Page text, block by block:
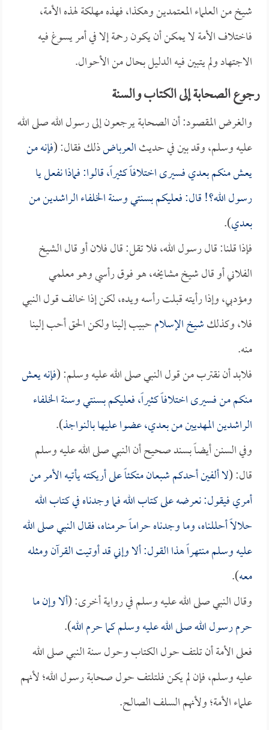
شيخ من العلماء المعتمدين وهكذا، فهذه مهلكة لهذه الأمة،
فاختلاف الأمة لا يمكن أن يكون رحمة إلا في أمر يسوغ فيه
الاجتهاد ولم يتبين فيه الدليل بحال من الأحوال.
رجوع الصحابة إلى الكتاب والسنة
والغرض المقصود: أن الصحابة يرجعون إلى رسول الله صلى الله
عليه وسلم، وقد بين في حديثالعرباضذلك فقال: (فإنه من
يعش منكم بعدي فسيرى اختلافاً كثيراً، قالوا: فماذا نفعل يا
رسول الله؟! قال: فعليكم بسنتي وسنة الخلفاء الراشدين من
بعدي).
فإذا قلنا: قال رسول الله، فلا تقل: قال فلان أو قال الشيخ
الفلاني أو قال شيخ مشايخه، هو فوق رأسي وهو معلمي
ومؤدبي، وإذا رأيته قبلت رأسه ويده، لكن إذا خالف قول النبي
فلا، وكذلكشيخ الإسلامحبيب إلينا ولكن الحق أحب إلينا
منه.
فلابد أن نقترب من قول النبي صلى الله عليه وسلم: (فإنه يعش
منكم من فسيرى اختلافاً كثيراً، فعليكم بسنتي وسنة الخلفاء
الراشدين المهديين من بعدي، عضوا عليها بالنواجذ).
وفي السنن أيضاً بسند صحيح أن النبي صلى الله عليه وسلم
قال: (لا ألفين أحدكم شبعان متكئاً على أريكته يأتيه الأمر من
أمري فيقول: نعرضه على كتاب الله فما وجدناه في كتاب الله
حلالاً أحللناه، وما وجدناه حراماً حرمناه، فقال النبي صلى الله
عليه وسلم منتهراً هذا القول: ألا وإني قد أوتيت القرآن ومثله
معه).
وقال النبي صلى الله عليه وسلم في رواية أخرى: (ألا وإن ما
حرم رسول الله صلى الله عليه وسلم كما حرم الله).
فعلى الأمة أن تلتف حول الكتاب وحول سنة النبي صلى الله
عليه وسلم، فإن لم يكن فلتلتف حول صحابة رسول الله؛ لأنهم
علماء الأمة؛ ولأنهم السلف الصالح.